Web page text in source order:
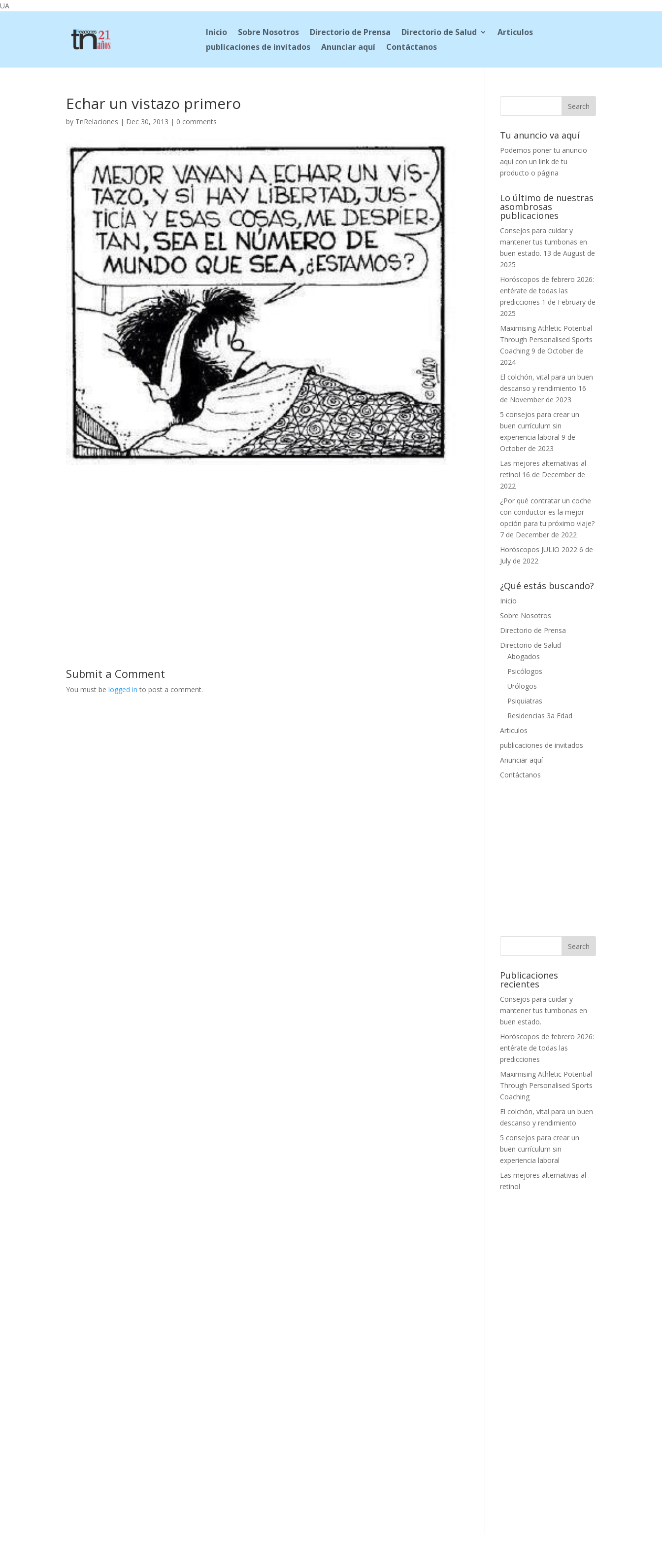
UA
Inicio Sobre Nosotros Directorio de Prensa Directorio de Salud
Articulos
publicaciones de invitados
Anunciar aquí Contáctanos
Echar un vistazo primero
by TnRelaciones | Dec 30, 2013 | 0 comments
Submit a Comment
You must belogged in to post a comment.
Tu anuncio va aquí
Podemos poner tu anuncio
aquí con un link de tu
producto o página
Lo último de nuestras
asombrosas
publicaciones
Consejos para cuidar y
mantener tus tumbonas en
buen estado. 13 de August de
2025
Horóscopos de febrero 2026:
entérate de todas las
predicciones 1 de February de
2025
Maximising Athletic Potential
Through Personalised Sports
Coaching 9 de October de
2024
El colchón, vital para un buen
descanso y rendimiento 16
de November de 2023
5 consejos para crear un
buen currículum sin
experiencia laboral 9 de
October de 2023
Las mejores alternativas al
retinol 16 de December de
2022
¿Por qué contratar un coche
con conductor es la mejor
opción para tu próximo viaje?
7 de December de 2022
Horóscopos JULIO 2022 6 de
July de 2022
¿Qué estás buscando?
Inicio
Sobre Nosotros
Directorio de Prensa
Directorio de Salud
Abogados
Psicólogos
Urólogos
Psiquiatras
Residencias 3a Edad
Articulos
publicaciones de invitados
Anunciar aquí
Contáctanos
Publicaciones
recientes
Consejos para cuidar y
mantener tus tumbonas en
buen estado.
Horóscopos de febrero 2026:
entérate de todas las
predicciones
Maximising Athletic Potential
Through Personalised Sports
Coaching
El colchón, vital para un buen
descanso y rendimiento
5 consejos para crear un
buen currículum sin
experiencia laboral
Las mejores alternativas al
retinol